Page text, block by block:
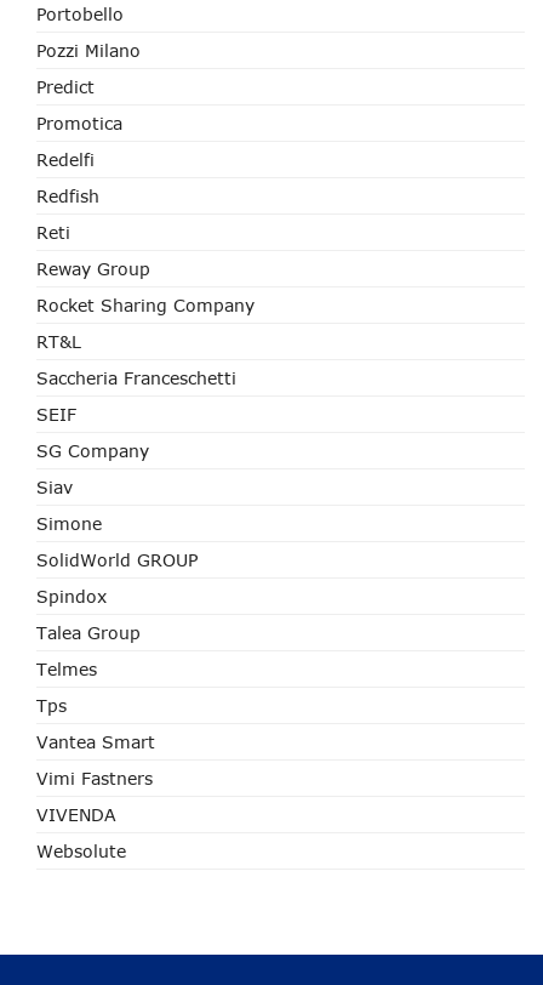
Portobello
Pozzi Milano
Predict
Promotica
Redelfi
Redfish
Reti
Reway Group
Rocket Sharing Company
RT&L
Saccheria Franceschetti
SEIF
SG Company
Siav
Simone
SolidWorld GROUP
Spindox
Talea Group
Telmes
Tps
Vantea Smart
Vimi Fastners
VIVENDA
Websolute